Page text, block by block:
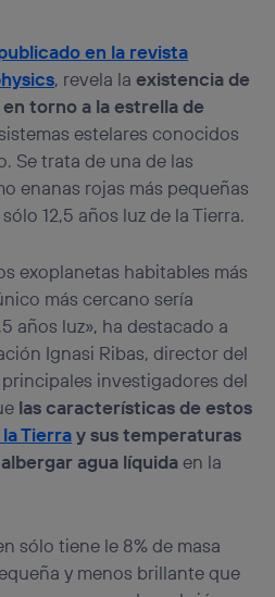
en la revista
, revela laexistencia de
torno a la estrella de
estelares conocidos
Se trata de una de las
enanas rojas más pequeñas
12,5 años luz de la Tierra.
exoplanetas habitables más
más cercano sería
años luz», ha destacado a
Ignasi Ribas, director del
investigadores del
las características de estos
Tierray sus temperaturas
agua líquidaen la
sólo tiene le 8% de masa
y menos brillante que